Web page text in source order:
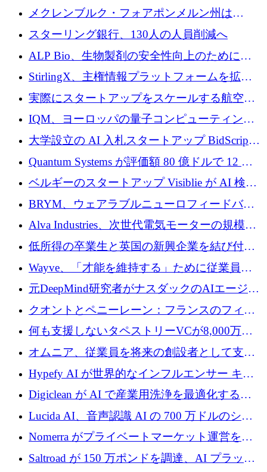
ンタム・キャピタルが気候変動対策ハードウ
ェア投資として初回クローズで6,000万ユーロ
を確保
メクレンブルク・フォアポンメルン州は
Nextcloud を州全体に展開し、オープンソース
戦略を拡大
スターリング銀行、130人の人員削減へ
ALP Bio、生物製剤の安全性向上のために
Venture Kick から 16 万 1,000 ユーロを調達
StirlingX、主権情報プラットフォームを拡張
するためにシリーズ A で 2,000 万ドルを確保
実際にスタートアップをスケールする航空イ
ノベーション モデルを学ぶ
IQM、ヨーロッパの量子コンピューティング
企業として初めて米国の主要取引所に上場
大学設立の AI 入札スタートアップ BidScript
がプレシード資金総額 100 万ドルを突破
Quantum Systems が評価額 80 億ドルで 12 億
ドルを調達
ベルギーのスタートアップ Visiblie が AI 検索
の可視化のために 50 万ユーロを調達
BRYM、ウェアラブルニューロフィードバッ
クプラットフォームの開発に65万ユーロを確
Alva Industries、次世代電気モーターの規模拡
大に 1,600 万ユーロを調達
低所得の卒業生と英国の新興企業を結び付け
るためにCommon Pathを開始
Wayve、「才能を維持する」ために従業員に
8,500万ドルの株式公開買い付けを実施
元DeepMind研究者がナスダックのAIエージェ
ントを拡張するためにCreandumの資金調達で
記録を獲得
クオントとペニーレーン：フランスのフィン
テックの友人と敵
何も支援しないタペストリーVCが8,000万ド
ルの資金を調達、ロンドン事務所を開設
オムニア、従業員を将来の創設者として支援
するために Firedrop でファンドを立ち上げる
Hypefy AI が世界的なインフルエンサー キャ
ンペーンを自動化するためにシリーズ A で
720 万ドルを調達
Digiclean が AI で産業用洗浄を最適化するた
めに 250 万ユーロを調達
Lucida AI、音声認識 AI の 700 万ドルのシー
ドラウンドを終了
Nomerra がプライベートマーケット運営を自
動化するために 200 万ドルを調達
Saltroad が 150 万ポンドを調達、AI プラット